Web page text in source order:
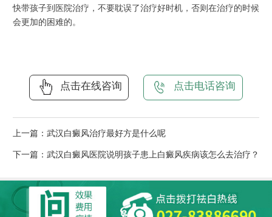
快带孩子到医院治疗，不要耽误了治疗好时机，否则在治疗的时候
会更加的困难的。
点击在线咨询 点击电话咨询
上一篇： 武汉白癜风治疗最好方是什么呢
下一篇： 武汉白癜风医院说明孩子患上白癜风疾病该怎么去治疗？